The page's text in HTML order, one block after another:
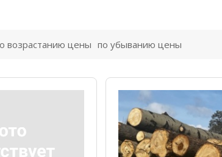
возрастанию цены по убыванию цены